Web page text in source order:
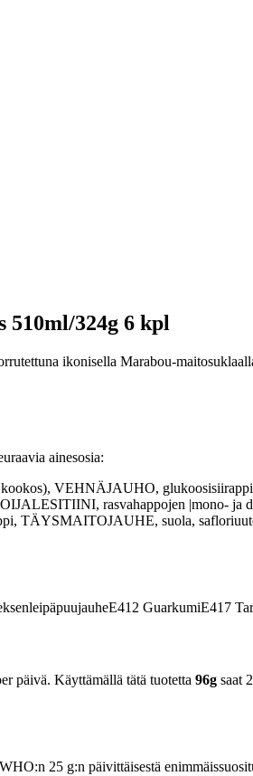
324g 6 kpl
ikonisella Marabou-
ainesosia:
VEHNÄJAUHO,
rasvahappojen |mono-
TÄYSMAITOJAUHE, suola,
E412 GuarkumiE417
päivä. Käyttämällä tätä tuotetta 96g saat
WHO:n 25 g:n päivittäisestä